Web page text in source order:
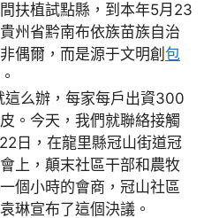
扶植試點縣，到本年5月23
州省黔南布依族苗族自治
偶爾，而是源于文明創 包
么辦，每家每戶出資300
。今天，我們就聯絡接觸
日，在龍里縣冠山街道冠
上，顛末社區干部和農牧
個小時的會商，冠山社區
琳宣布了這個決議。